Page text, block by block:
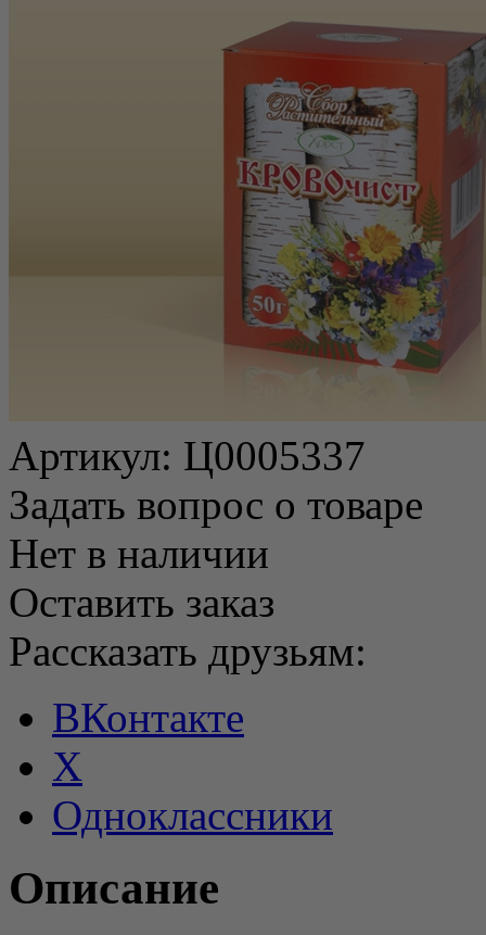
Артикул: Ц0005337
Задать вопрос о товаре
Нет в наличии
Оставить заказ
Рассказать друзьям:
ВКонтакте
X
Одноклассники
Описание